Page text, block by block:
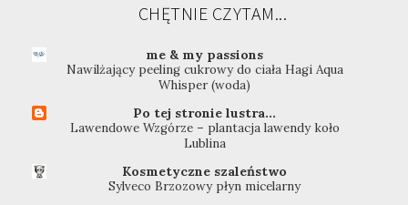
CHĘTNIE CZYTAM...
me & my passions
Nawilżający peeling cukrowy do ciała Hagi Aqua
Whisper (woda)
Po tej stronie lustra...
Lawendowe Wzgórze – plantacja lawendy koło
Lublina
Kosmetyczne szaleństwo
Sylveco Brzozowy płyn micelarny